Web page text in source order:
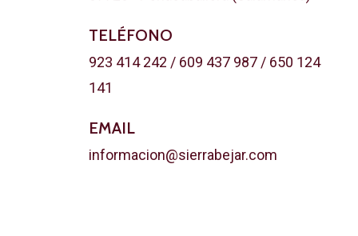
TELÉFONO
923 414 242 / 609 437 987 / 650 124
141
EMAIL
informacion@sierrabejar.com